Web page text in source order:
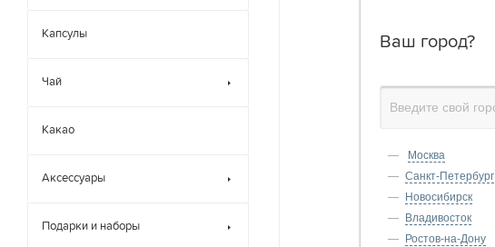
Ваш город?
Москва
Санкт-Петербург
Новосибирск
Владивосток
Ростов-на-Дону
Капсулы
Чай
Какао
Аксессуары
Подарки и наборы